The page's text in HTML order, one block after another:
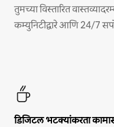
तुमच्या विस्तारित
कम्युनिटीद्वारे आणि 24/7
डिजिटल भटक्यांकरता